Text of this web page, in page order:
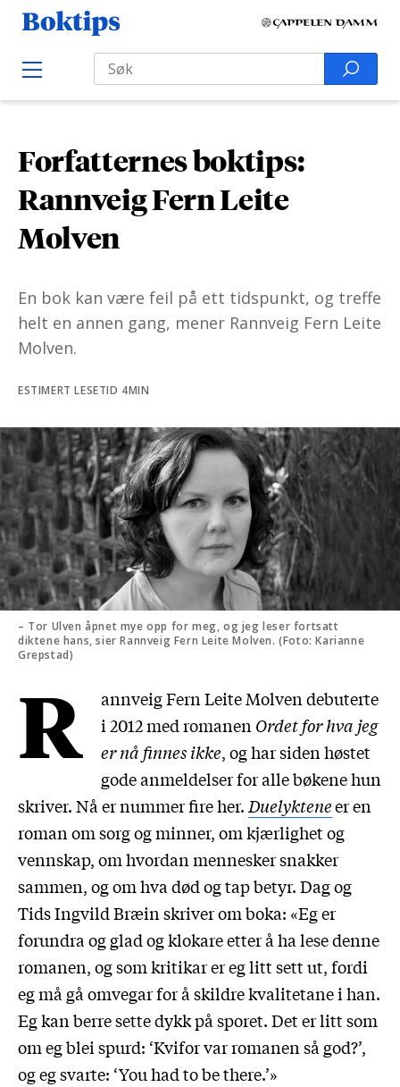
B
o
k
t
p
s
O
p
e
e
n
e
c
h
f
o
:
Search
Forfatternes boktips:
Rannveig Fern Leite
Molven
En bok kan være feil på ett tidspunkt, og treffe
helt en annen gang, mener Rannveig Fern Leite
Molven.
ESTIMERT LESETID 4MIN
– Tor Ulven åpnet mye opp for meg, og jeg leser fortsatt
diktene hans, sier Rannveig Fern Leite Molven. (Foto: Karianne
Grepstad)
R
annveig Fern Leite Molven debuterte
i 2012 med romanenOrdet for hva jeg
er nå finnes ikke, og har siden høstet
gode anmeldelser for alle bøkene hun
skriver. Nå er nummer fire her.Duelykteneer en
roman om sorg og minner, om kjærlighet og
vennskap, om hvordan mennesker snakker
sammen, og om hva død og tap betyr. Dag og
Tids Ingvild Bræin skriver om boka: «Eg er
forundra og glad og klokare etter å ha lese denne
romanen, og som kritikar er eg litt sett ut, fordi
eg må gå omvegar for å skildre kvalitetane i han.
Eg kan berre sette dykk på sporet. Det er litt som
om eg blei spurd: ‘Kvifor var romanen så god?’,
og eg svarte: ‘You had to be there.’»